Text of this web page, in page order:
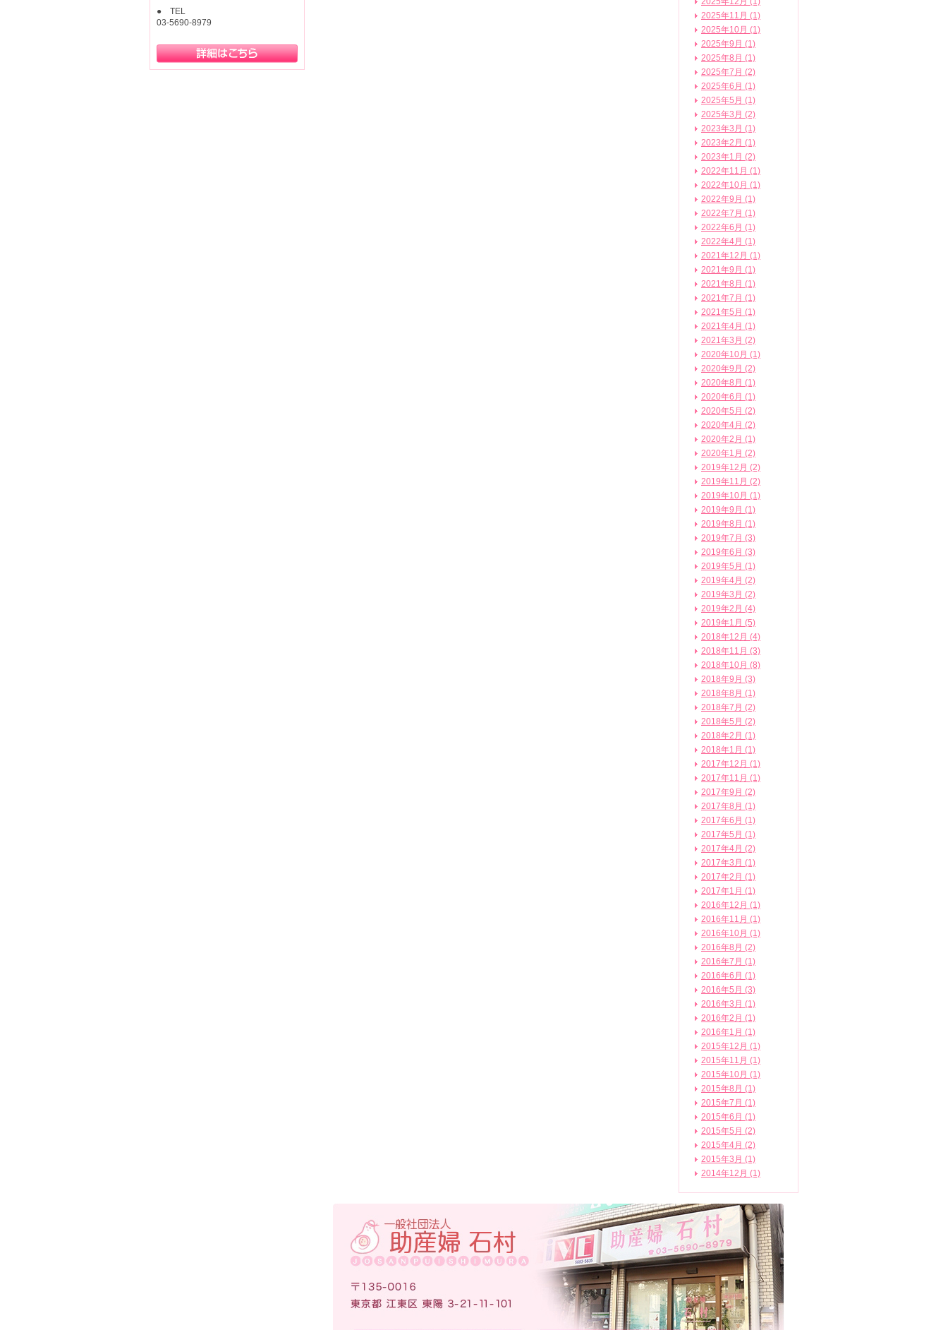
2025年11月 (1)
2025年10月 (1)
2025年9月 (1)
2025年8月 (1)
2025年7月 (2)
2025年6月 (1)
2025年5月 (1)
2025年3月 (2)
2023年3月 (1)
2023年2月 (1)
2023年1月 (2)
2022年11月 (1)
2022年10月 (1)
2022年9月 (1)
2022年7月 (1)
2022年6月 (1)
2022年4月 (1)
2021年12月 (1)
2021年9月 (1)
2021年8月 (1)
2021年7月 (1)
2021年5月 (1)
2021年4月 (1)
2021年3月 (2)
2020年10月 (1)
2020年9月 (2)
2020年8月 (1)
2020年6月 (1)
2020年5月 (2)
2020年4月 (2)
2020年2月 (1)
2020年1月 (2)
2019年12月 (2)
2019年11月 (2)
2019年10月 (1)
2019年9月 (1)
2019年8月 (1)
2019年7月 (3)
2019年6月 (3)
2019年5月 (1)
2019年4月 (2)
2019年3月 (2)
2019年2月 (4)
2019年1月 (5)
2018年12月 (4)
2018年11月 (3)
2018年10月 (8)
2018年9月 (3)
2018年8月 (1)
2018年7月 (2)
2018年5月 (2)
2018年2月 (1)
2018年1月 (1)
2017年12月 (1)
2017年11月 (1)
2017年9月 (2)
2017年8月 (1)
2017年6月 (1)
2017年5月 (1)
2017年4月 (2)
2017年3月 (1)
2017年2月 (1)
2017年1月 (1)
2016年12月 (1)
2016年11月 (1)
2016年10月 (1)
2016年8月 (2)
2016年7月 (1)
2016年6月 (1)
2016年5月 (3)
2016年3月 (1)
2016年2月 (1)
2016年1月 (1)
2015年12月 (1)
2015年11月 (1)
2015年10月 (1)
2015年8月 (1)
2015年7月 (1)
2015年6月 (1)
2015年5月 (2)
2015年4月 (2)
2015年3月 (1)
2014年12月 (1)
● TEL
03-5690-8979